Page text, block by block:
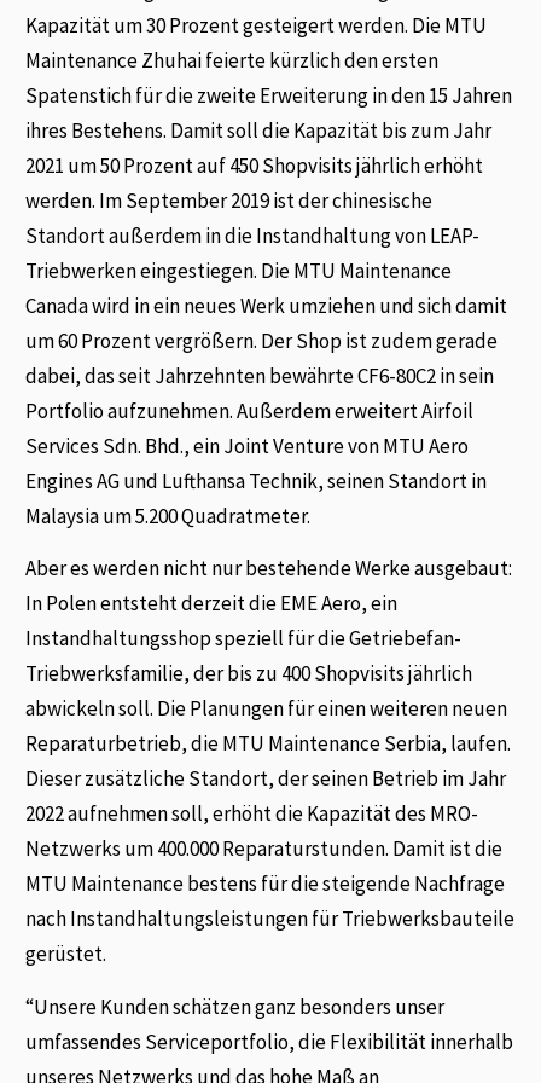
Kapazität um 30 Prozent gesteigert werden. Die MTU
Maintenance Zhuhai feierte kürzlich den ersten
Spatenstich für die zweite Erweiterung in den 15 Jahren
ihres Bestehens. Damit soll die Kapazität bis zum Jahr
2021 um 50 Prozent auf 450 Shopvisits jährlich erhöht
werden. Im September 2019 ist der chinesische
Standort außerdem in die Instandhaltung von LEAP-
Triebwerken eingestiegen. Die MTU Maintenance
Canada wird in ein neues Werk umziehen und sich damit
um 60 Prozent vergrößern. Der Shop ist zudem gerade
dabei, das seit Jahrzehnten bewährte CF6-80C2 in sein
Portfolio aufzunehmen. Außerdem erweitert Airfoil
Services Sdn. Bhd., ein Joint Venture von MTU Aero
Engines AG und Lufthansa Technik, seinen Standort in
Malaysia um 5.200 Quadratmeter.
Aber es werden nicht nur bestehende Werke ausgebaut:
In Polen entsteht derzeit die EME Aero, ein
Instandhaltungsshop speziell für die Getriebefan-
Triebwerksfamilie, der bis zu 400 Shopvisits jährlich
abwickeln soll. Die Planungen für einen weiteren neuen
Reparaturbetrieb, die MTU Maintenance Serbia, laufen.
Dieser zusätzliche Standort, der seinen Betrieb im Jahr
2022 aufnehmen soll, erhöht die Kapazität des MRO-
Netzwerks um 400.000 Reparaturstunden. Damit ist die
MTU Maintenance bestens für die steigende Nachfrage
nach Instandhaltungsleistungen für Triebwerksbauteile
gerüstet.
“Unsere Kunden schätzen ganz besonders unser
umfassendes Serviceportfolio, die Flexibilität innerhalb
unseres Netzwerks und das hohe Maß an